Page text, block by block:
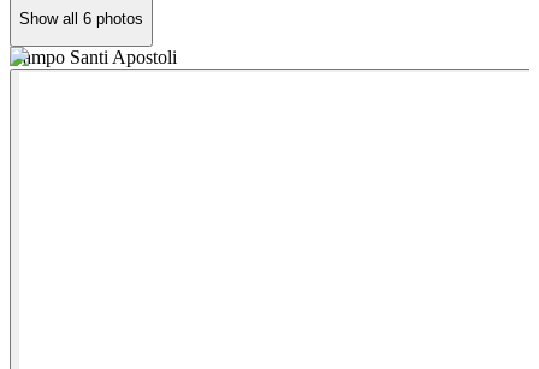
Show all 6 photos
Campo Santi Apostoli